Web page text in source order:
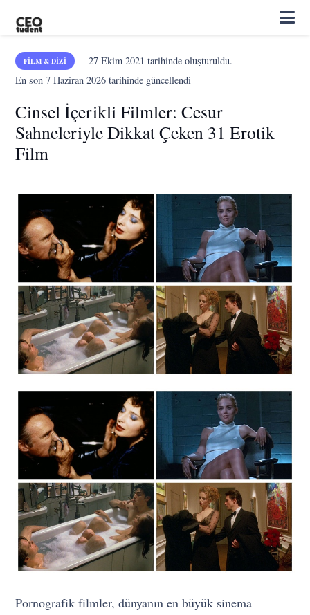
FILM & DIZI 27 Ekim 2021 tarihinde oluşturuldu.
En son7 Haziran 2026 tarihinde güncellendi
Cinsel İçerikli Filmler: Cesur
Sahneleriyle Dikkat Çeken 31 Erotik
Film
Pornografik filmler, dünyanın en büyük sinema